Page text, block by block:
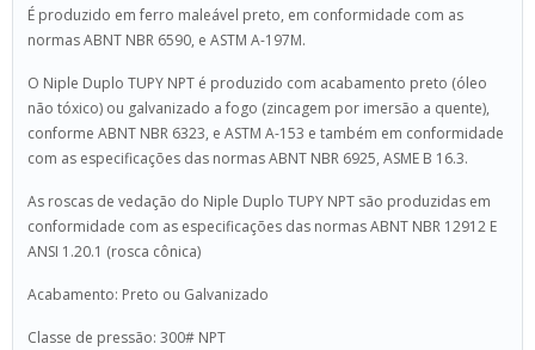
É produzido em ferro maleável preto, em conformidade com as
normas ABNT NBR 6590, e ASTM A-197M.
O Niple Duplo TUPY NPT é produzido com acabamento preto (óleo
não tóxico) ou galvanizado a fogo (zincagem por imersão a quente),
conforme ABNT NBR 6323, e ASTM A-153 e também em conformidade
com as especificações das normas ABNT NBR 6925, ASME B 16.3.
As roscas de vedação do Niple Duplo TUPY NPT são produzidas em
conformidade com as especificações das normas ABNT NBR 12912 E
ANSI 1.20.1 (rosca cônica)
Acabamento: Preto ou Galvanizado
Classe de pressão: 300# NPT